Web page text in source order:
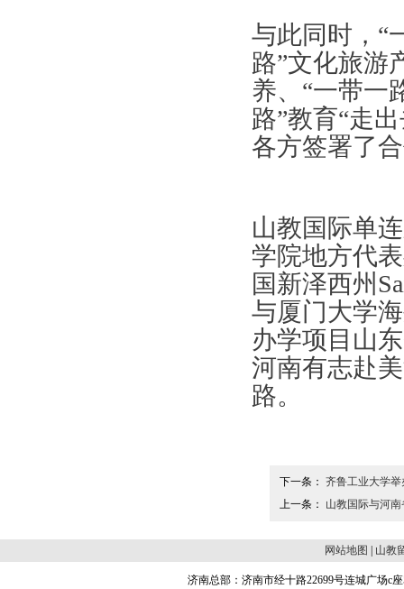
与此同时，“
路”文化旅游
养、“一带一
路”教育“走
各方签署了
山教国际单
学院地方代
国新泽西州
与厦门大学
办学项目山
河南有志赴
路。
下一条： 齐鲁工业大学举
上一条： 山教国际与河
网站地图 山教
济南总部：济南市经十路22699号连城广场c